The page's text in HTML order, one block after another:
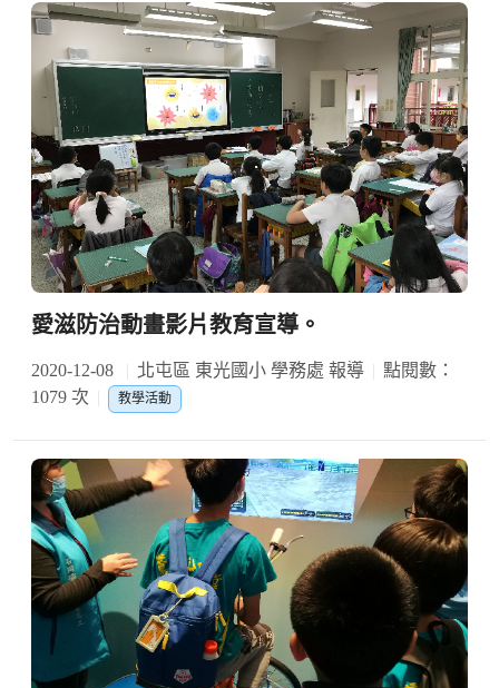
愛滋防治動畫影片教育宣導。
2020-12-08 北屯區 東光國小 學務處 報導
點閱數：
1079 次
教學活動